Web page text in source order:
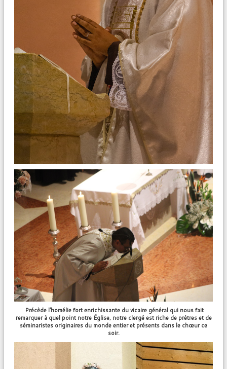
Précède l’homélie fort enrichissante du vicaire général qui nous fait
remarquer à quel point notre Église, notre clergé est riche de prêtres et de
séminaristes originaires du monde entier et présents dans le chœur ce
soir.